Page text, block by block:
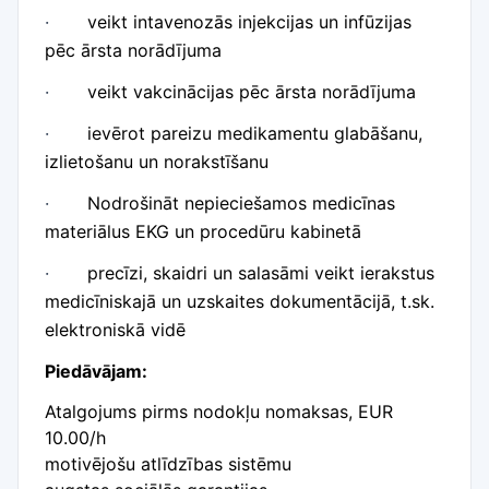
·
veikt intavenozās injekcijas un infūzijas
pēc ārsta norādījuma
·
veikt vakcinācijas pēc ārsta norādījuma
·
ievērot pareizu medikamentu glabāšanu,
izlietošanu un norakstīšanu
·
Nodrošināt nepieciešamos medicīnas
materiālus EKG un procedūru kabinetā
·
precīzi, skaidri un salasāmi veikt ierakstus
medicīniskajā un uzskaites dokumentācijā, t.sk.
elektroniskā vidē
Piedāvājam:
Atalgojums pirms nodokļu nomaksas, EUR
10.00/h
motivējošu atlīdzības sistēmu